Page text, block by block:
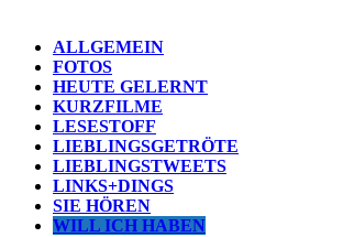
ALLGEMEIN
FOTOS
HEUTE GELERNT
KURZFILME
LESESTOFF
LIEBLINGSGETRÖTE
LIEBLINGSTWEETS
LINKS+DINGS
SIE HÖREN
WILL ICH HABEN